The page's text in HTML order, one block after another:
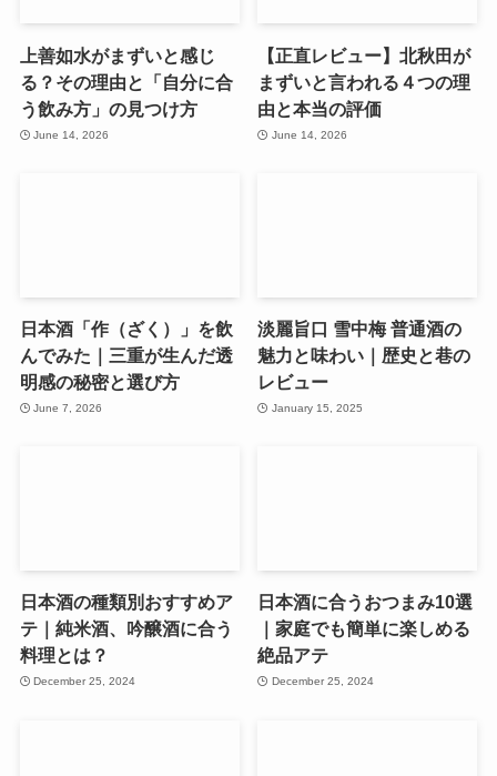
上善如水がまずいと感じ
る？その理由と「自分に合
う飲み方」の見つけ方
June 14, 2026
【正直レビュー】北秋田が
まずいと言われる４つの理
由と本当の評価
June 14, 2026
日本酒「作（ざく）」を飲
んでみた｜三重が生んだ透
明感の秘密と選び方
June 7, 2026
淡麗旨口 雪中梅 普通酒の
魅力と味わい｜歴史と巷の
レビュー
January 15, 2025
日本酒の種類別おすすめア
テ｜純米酒、吟醸酒に合う
料理とは？
December 25, 2024
日本酒に合うおつまみ10選
｜家庭でも簡単に楽しめる
絶品アテ
December 25, 2024